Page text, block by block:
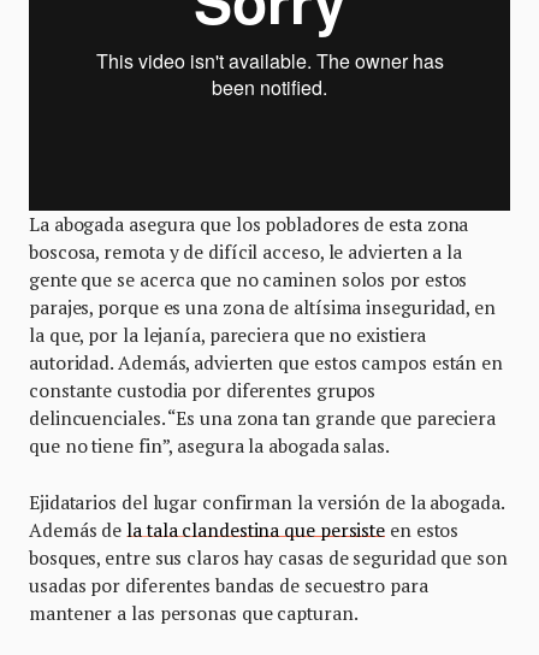
La abogada asegura que los pobladores de esta zona
boscosa, remota y de difícil acceso, le advierten a la
gente que se acerca que no caminen solos por estos
parajes, porque es una zona de altísima inseguridad, en
la que, por la lejanía, pareciera que no existiera
autoridad. Además, advierten que estos campos están en
constante custodia por diferentes grupos
delincuenciales. “Es una zona tan grande que pareciera
que no tiene fin”, asegura la abogada salas.
Ejidatarios del lugar confirman la versión de la abogada.
Además de la tala clandestina que persiste en estos
bosques, entre sus claros hay casas de seguridad que son
usadas por diferentes bandas de secuestro para
mantener a las personas que capturan.